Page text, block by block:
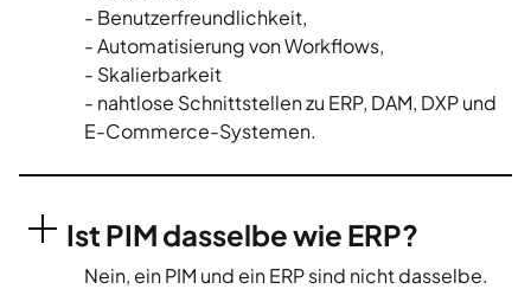
- Benutzerfreundlichkeit,
- Automatisierung von Workflows,
- Skalierbarkeit
- nahtlose Schnittstellen zu ERP, DAM, DXP und
E-Commerce-Systemen.
Ist PIM dasselbe wie ERP?
Nein, ein PIM und ein ERP sind nicht dasselbe.